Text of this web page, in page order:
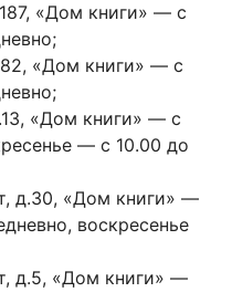
«Дом книги» — с
«Дом книги» — с
«Дом книги» — с
— с 10.00 до
д.30, «Дом книги» —
воскресенье
д.5, «Дом книги» —